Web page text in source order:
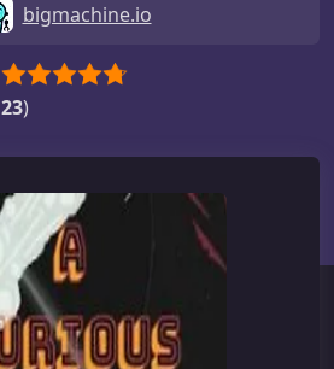
bigmachine.io
23)